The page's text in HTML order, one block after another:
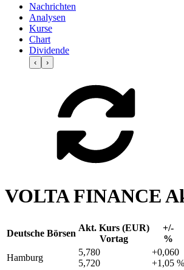
Nachrichten
Analysen
Kurse
Chart
Dividende
‹ ›
VOLTA FINANCE
Deutsche Börsen
Akt. Kurs (EUR)
Vortag
+/-
%
Hamburg
5,780
5,720
+0,060
+1,05 %